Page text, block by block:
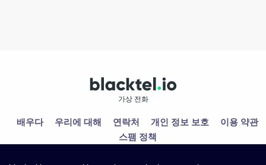
가상 전화
배우다 우리에 대해 연락처 개인 정보 보호
이용 약관
스팸 정책